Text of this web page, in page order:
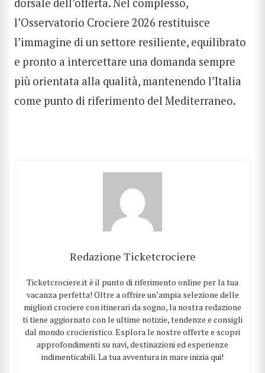
dorsale dell’offerta. Nel complesso,
l’Osservatorio Crociere 2026 restituisce
l’immagine di un settore resiliente, equilibrato
e pronto a intercettare una domanda sempre
più orientata alla qualità, mantenendo l’Italia
come punto di riferimento del Mediterraneo.
Redazione Ticketcrociere
Ticketcrociere.it è il punto di riferimento online per la tua
vacanza perfetta! Oltre a offrire un’ampia selezione delle
migliori crociere con itinerari da sogno, la nostra redazione
ti tiene aggiornato con le ultime notizie, tendenze e consigli
dal mondo crocieristico. Esplora le nostre offerte e scopri
approfondimenti su navi, destinazioni ed esperienze
indimenticabili. La tua avventura in mare inizia qui!